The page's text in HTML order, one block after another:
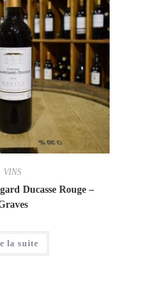
VINS
Ducasse Rouge –
la suite